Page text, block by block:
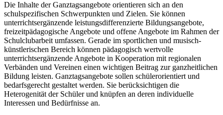
Die Inhalte der Ganztagsangebote orientieren sich an den
schulspezifischen Schwerpunkten und Zielen. Sie können
unterrichtsergänzende leistungsdifferenzierte Bildungsangebote,
freizeitpädagogische Angebote und offene Angebote im Rahmen der
Schulclubarbeit umfassen. Gerade im sportlichen und musisch-
künstlerischen Bereich können pädagogisch wertvolle
unterrichtsergänzende Angebote in Kooperation mit regionalen
Verbänden und Vereinen einen wichtigen Beitrag zur ganzheitlichen
Bildung leisten. Ganztagsangebote sollen schülerorientiert und
bedarfsgerecht gestaltet werden. Sie berücksichtigen die
Heterogenität der Schüler und knüpfen an deren individuelle
Interessen und Bedürfnisse an.